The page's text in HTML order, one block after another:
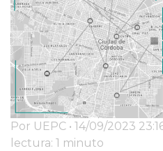
Corredor
La
Bell
Río
Por UEPC • 14/09/2023
lectura: 1 minuto